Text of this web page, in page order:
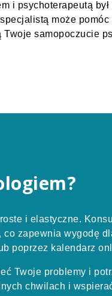
i psychoterapeutą
może pomóc
samopoczucie
i elastyczne.
zapewnia wygodę
poprzez kalendarz
Twoje problemy i
chwilach i